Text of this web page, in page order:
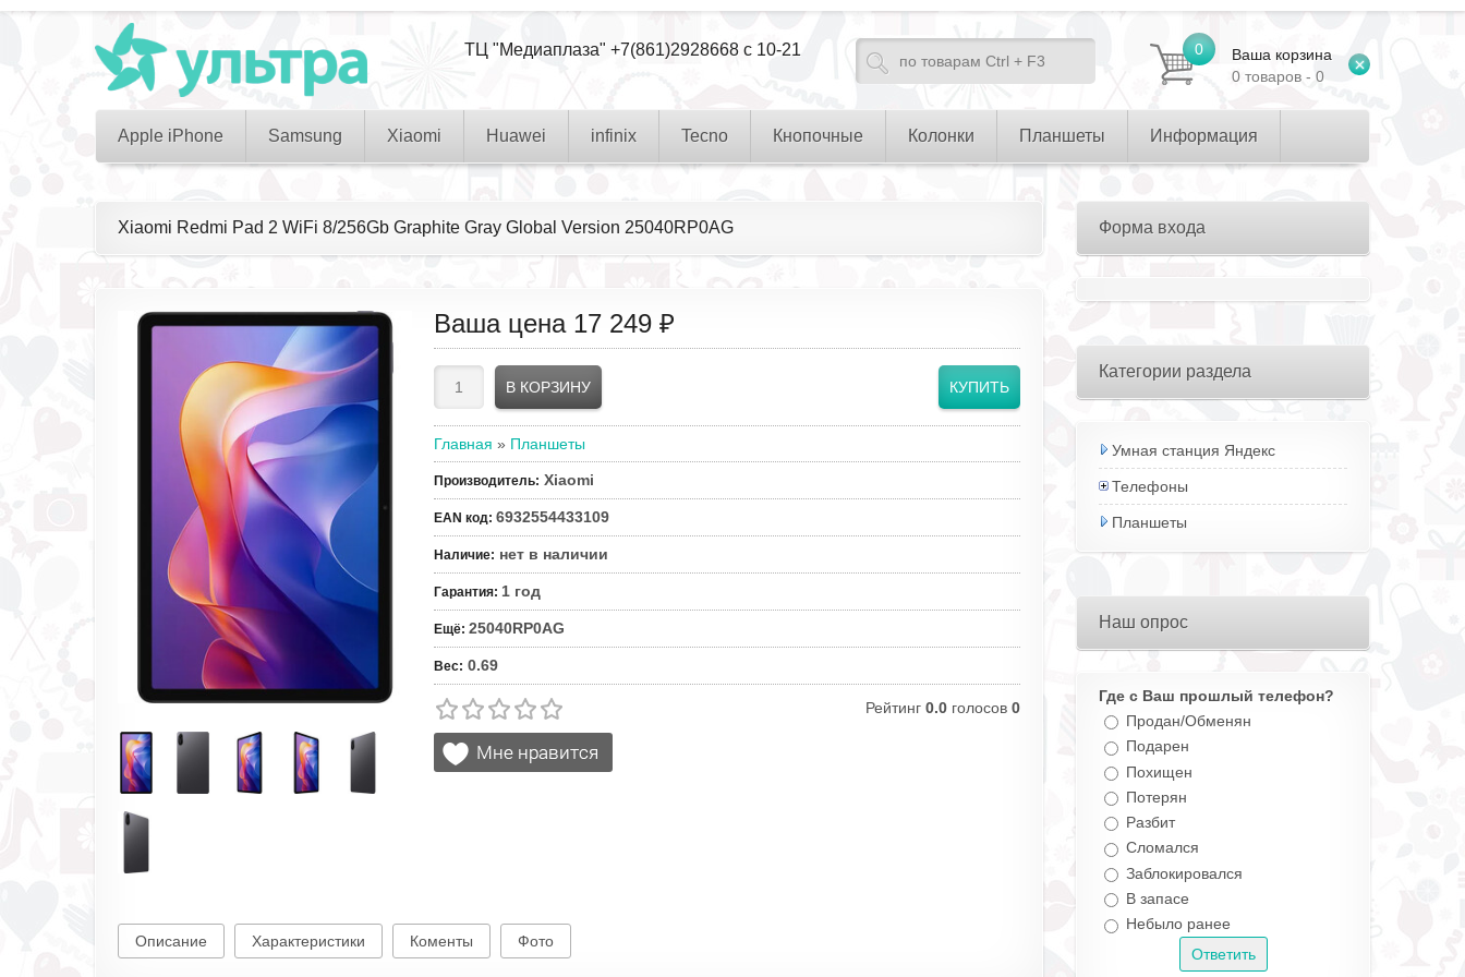
0
Ваша корзина
0 товаров - 0
ТЦ "Медиаплаза" +7(861)2928668 с 10-21
Apple iPhone Samsung Xiaomi Huawei infinix Tecno Кнопочные Колонки Планшеты Информация
Xiaomi Redmi Pad 2 WiFi 8/256Gb Graphite Gray Global Version 25040RP0AG
Ваша цена 17 249 ₽
Главная » Планшеты
Производитель: Xiaomi
EAN код: 6932554433109
Наличие: нет в наличии
Гарантия: 1 год
Ещё: 25040RP0AG
Вес: 0.69
Рейтинг 0.0 голосов 0
Описание Характеристики Коменты Фото
Форма входа
Категории раздела
Умная станция Яндекс
Телефоны
Планшеты
Наш опрос
Где с Ваш прошлый телефон?
Продан/Обменян
Подарен
Похищен
Потерян
Разбит
Сломался
Заблокировался
В запасе
Небыло ранее